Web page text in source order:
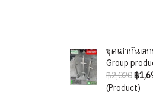
ชุดเสากันต
Group
฿2,020฿
(Product)